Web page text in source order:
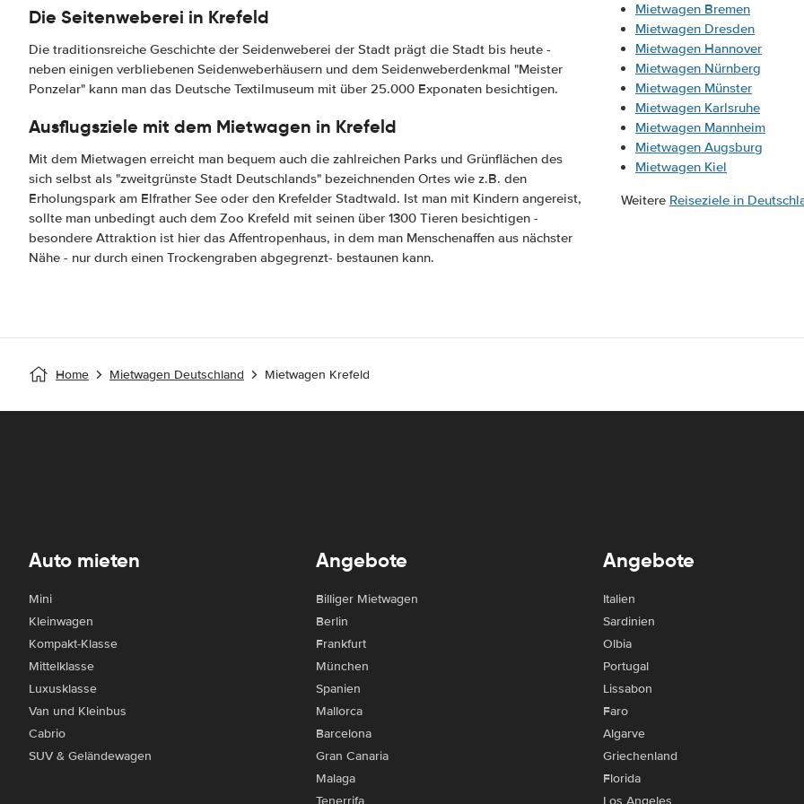
Die Seitenweberei in Krefeld
Die traditionsreiche Geschichte der Seidenweberei der Stadt prägt die Stadt bis heute -
neben einigen verbliebenen Seidenweberhäusern und dem Seidenweberdenkmal "Meister
Ponzelar" kann man das Deutsche Textilmuseum mit über 25.000 Exponaten besichtigen.
Ausflugsziele mit dem Mietwagen in Krefeld
Mit dem Mietwagen erreicht man bequem auch die zahlreichen Parks und Grünflächen des
sich selbst als "zweitgrünste Stadt Deutschlands" bezeichnenden Ortes wie z.B. den
Erholungspark am Elfrather See oder den Krefelder Stadtwald. Ist man mit Kindern angereist,
sollte man unbedingt auch dem Zoo Krefeld mit seinen über 1300 Tieren besichtigen -
besondere Attraktion ist hier das Affentropenhaus, in dem man Menschenaffen aus nächster
Nähe - nur durch einen Trockengraben abgegrenzt- bestaunen kann.
Mietwagen Bremen
Mietwagen Dresden
Mietwagen Hannover
Mietwagen Nürnberg
Mietwagen Münster
Mietwagen Karlsruhe
Mietwagen Mannheim
Mietwagen Augsburg
Mietwagen Kiel
Weitere Reiseziele in
Home Mietwagen Deutschland Mietwagen Krefeld
Auto mieten
Mini
Kleinwagen
Kompakt-Klasse
Mittelklasse
Luxusklasse
Van und Kleinbus
Cabrio
SUV & Geländewagen
Angebote
Billiger Mietwagen
Berlin
Frankfurt
München
Spanien
Mallorca
Barcelona
Gran Canaria
Malaga
Tenerrifa
Angebote
Italien
Sardinien
Olbia
Portugal
Lissabon
Faro
Algarve
Griechenland
Florida
Los Angeles